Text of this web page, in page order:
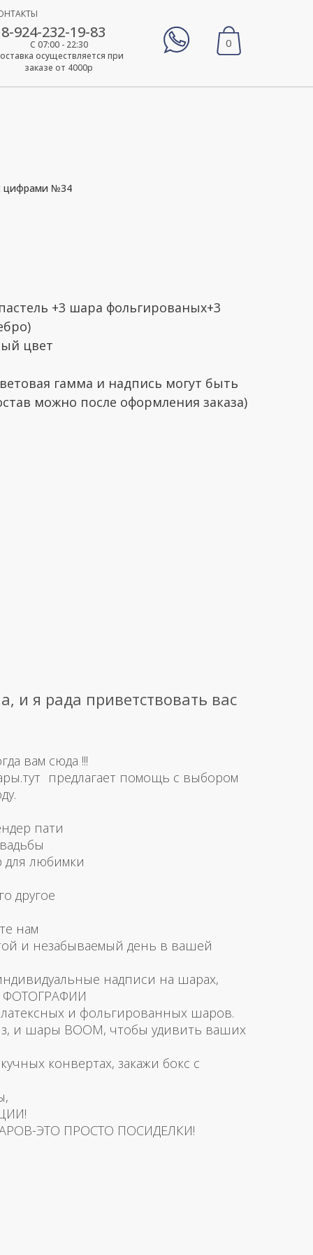
8-924-232-19-83
осуществляется при
заказе от 4000р
С 07:00 - 22:30 0
цифрами №34
+3 шара фольгированых+3
цвет
гамма и надпись могут быть
можно после оформления заказа)
и я рада приветствовать вас
вам сюда !!!
предлагает помощь с выбором
пати
для любимки
другое
нам
и незабываемый день в вашей
надписи на шарах,
ФОТОГРАФИИ
и фольгированных шаров.
и шары BOOM, чтобы удивить ваших
конвертах, закажи бокс с
ЭТО ПРОСТО ПОСИДЕЛКИ!